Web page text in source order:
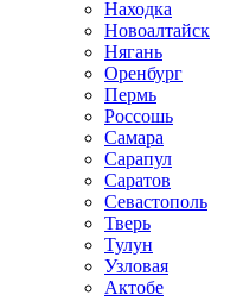
Находка
Новоалтайск
Нягань
Оренбург
Пермь
Россошь
Самара
Сарапул
Саратов
Севастополь
Тверь
Тулун
Узловая
Актобе